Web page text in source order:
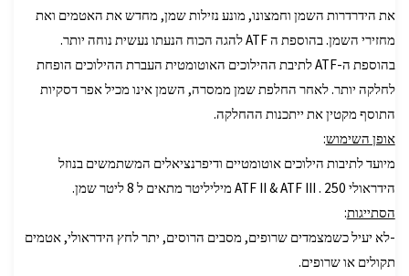
את הידרדרות השמן וחמצונו, מונע נזילות שמן, מחדש את האטמים ואת
מחזירי השמן. בהוספת ה ATF להגה הכוח הנעתו נעשית נוחה יותר.
בהוספת ה-ATF לתיבת ההילוכים האוטומטית העברת ההילוכים הופחת
לחלקה יותר. לאחר החלפת שמן ממסרה, השמן אינו מכיל אפר דסקיות
התוסף מקטין את ייתכנות ההחלקה.
אופן השימוש:
מיועד לתיבות הילוכים אוטומטיים ודיפרנציאלים המשתמשים בנוזל
הידראולי ATF II & ATF III . 250 מיליליטר מתאים ל 8 ליטר שמן.
הסתייגות:
-לא יעיל כשמצמדים שרופים, מסבים הרוסים, יתר לחץ הידראולי, אטמים
תקולים או שרופים.